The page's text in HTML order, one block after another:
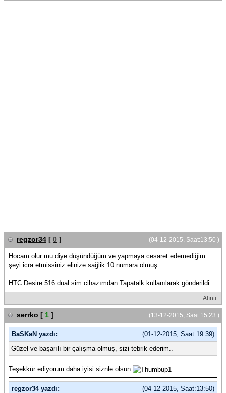
(04-12-2015, Saat:13:50 )
regzor34 [ 0 ]
Hocam olur mu diye düşündüğüm ve yapmaya cesaret edemediğim
şeyi icra etmissiniz elinize sağlik 10 numara olmuş
HTC Desire 516 dual sim cihazımdan Tapatalk kullanılarak gönderildi
Alıntı
(13-12-2015, Saat:15:23 )
serrko [ 1 ]
(01-12-2015, Saat:19:39)
BaSKaN yazdı:
Güzel ve başarılı bir çalışma olmuş, sizi tebrik ederim..
Teşekkür ediyorum daha iyisi siznle olsun
(04-12-2015, Saat:13:50)
regzor34 yazdı: